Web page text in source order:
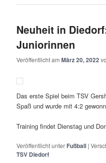
Neuheit in
Juniorinnen
Veröffentlicht amMärz 20, 2022
Das erste Spiel beim TSV
Spaß und wurde mit 4:2
Training findet Dienstag und
Veröffentlicht unter Fußball |
TSV Diedorf